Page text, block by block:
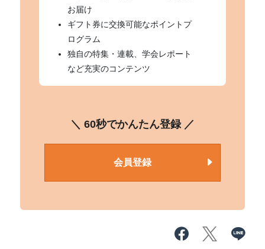
お届け
ギフト券に交換可能なポイントプ
ログラム
独自の特集・連載、学会レポート
など充実のコンテンツ
＼ 60秒でかんたん登録 ／
会員登録